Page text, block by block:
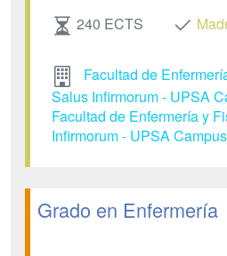
240 ECTS
Facultad de
Salus Infirmorum - UPSA
Facultad de Enfermería y
Infirmorum - UPSA
Grado en Enfermería